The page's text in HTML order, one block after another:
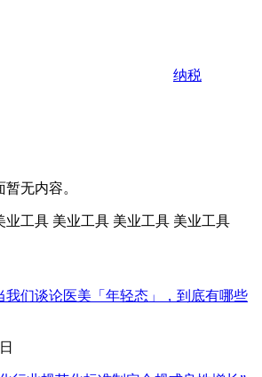
纳税
无内容。
业工具 美业工具 美业工具 美业工具
我们谈论医美「年轻态」，到底有哪些